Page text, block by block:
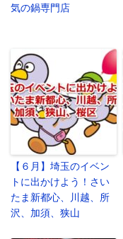
気の鍋専門店
【６月】埼玉のイベン
トに出かけよう！さい
たま新都心、川越、所
沢、加須、狭山